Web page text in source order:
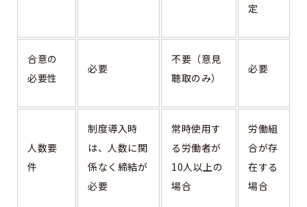
定
合意の
必要性
必要
不要（意見
聴取のみ）
必要
人数要
件
制度導入時
は、人数に関
係なく締結が
必要
常時使用す
る労働者が
10人以上の
場合
労働組
合が存
在する
場合